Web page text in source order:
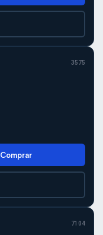
3575
Comprar
7104